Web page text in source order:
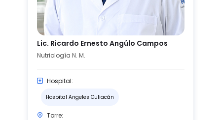
Lic. Ricardo Ernesto Angúlo Campos
Nutriología N. M.
Hospital:
Hospital Angeles Culiacán
Torre: